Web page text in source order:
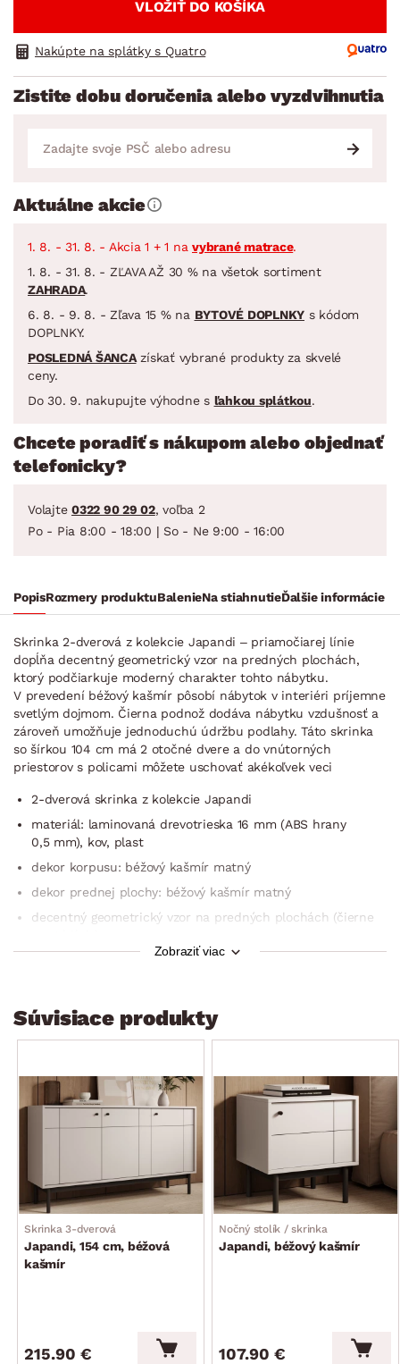
VLOŽIŤ DO KOŠÍKA
Nakúpte na splátky s Quatro
Zistite dobu doručenia alebo vyzdvihnutia
Aktuálne akcie
1. 8. - 31. 8. - Akcia 1 + 1 na vybrané matrace.
1. 8. - 31. 8. - ZĽAVA AŽ 30 % na všetok sortiment
ZAHRADA.
6. 8. - 9. 8. - Zľava 15 % na BYTOVÉ DOPLNKY s kódom
DOPLNKY.
POSLEDNÁ ŠANCAzískať vybrané produkty za skvelé
ceny.
Do 30. 9. nakupujte výhodne s ľahkou splátkou.
Chcete poradiť s nákupom alebo objednať
telefonicky?
Volajte 0322 90 29 02, voľba 2
Po - Pia 8:00 - 18:00 | So - Ne 9:00 - 16:00
PopisRozmery produktuBalenieNa stiahnutieĎalšie informácie
Skrinka 2-dverová z kolekcie Japandi – priamočiarej línie
dopĺňa decentný geometrický vzor na predných plochách,
ktorý podčiarkuje moderný charakter tohto nábytku.
V prevedení béžový kašmír pôsobí nábytok v interiéri príjemne
svetlým dojmom. Čierna podnož dodáva nábytku vzdušnosť a
zároveň umožňuje jednoduchú údržbu podlahy. Táto skrinka
so šírkou 104 cm má 2 otočné dvere a do vnútorných
priestorov s policami môžete uschovať akékoľvek veci
2-dverová skrinka z kolekcie Japandi
materiál: laminovaná drevotrieska 16 mm (ABS hrany
0,5 mm), kov, plast
dekor korpusu: béžový kašmír matný
dekor prednej plochy: béžový kašmír matný
decentný geometrický vzor na predných plochách (čierne
úchytka: kovová, čierna, zaujímavý štruktúrovaný dizajn
nohy: kovová základňa, okrúhly profil 30×30 mm, čierny
lak, výška 20 cm (voľná výška pod rámom 16 cm, možné
použiť s robotickým vysávačom)
moderný dizajn
šírka: 104 cm
1 x pravé dvere (úložný priestor, 1 x polica)
stabilná konštrukcia
vyrobené v EÚ
dodávané v demonte.
Zobraziť viac
Súvisiace produkty
Skrinka 3-dverová
Japandi, 154 cm, béžová
kašmír
215.90 €
Nočný stolík / skrinka
Japandi, béžový kašmír
107.90 €